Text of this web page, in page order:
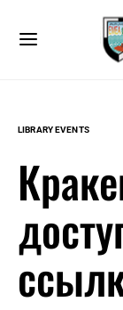
LIBRARY EVENTS